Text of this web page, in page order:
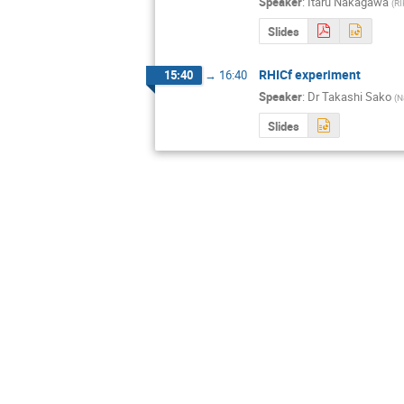
(
Slides
15:40 → 16:40 RHICf experiment
Speaker: DrTakashi Sako (
Slides